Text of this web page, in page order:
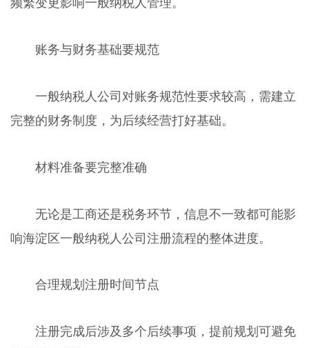
账务与财务基础要规范
一般纳税人公司对账务规范性要求较高，需建立
完整的财务制度，为后续经营打好基础。
材料准备要完整准确
无论是工商还是税务环节，信息不一致都可能影
响海淀区一般纳税人公司注册流程的整体进度。
合理规划注册时间节点
注册完成后涉及多个后续事项，提前规划可避免